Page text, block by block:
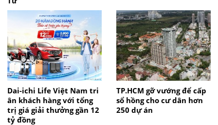
Dai-ichi Life Việt Nam tri
ân khách hàng với tổng
trị giá giải thưởng gần 12
tỷ đồng
TP.HCM gỡ vướng để cấp
sổ hồng cho cư dân hơn
250 dự án